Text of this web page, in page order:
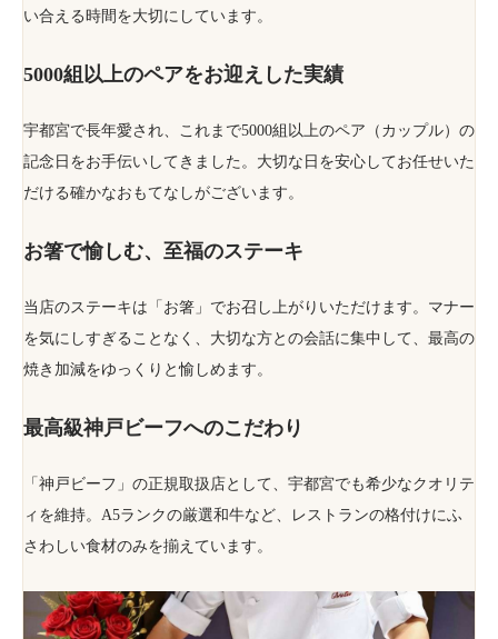
い合える時間を大切にしています。
5000組以上のペアをお迎えした実績
宇都宮で長年愛され、これまで5000組以上のペア（カップル）の
記念日をお手伝いしてきました。大切な日を安心してお任せいた
だける確かなおもてなしがございます。
お箸で愉しむ、至福のステーキ
当店のステーキは「お箸」でお召し上がりいただけます。マナー
を気にしすぎることなく、大切な方との会話に集中して、最高の
焼き加減をゆっくりと愉しめます。
最高級神戸ビーフへのこだわり
「神戸ビーフ」の正規取扱店として、宇都宮でも希少なクオリテ
ィを維持。A5ランクの厳選和牛など、レストランの格付けにふ
さわしい食材のみを揃えています。